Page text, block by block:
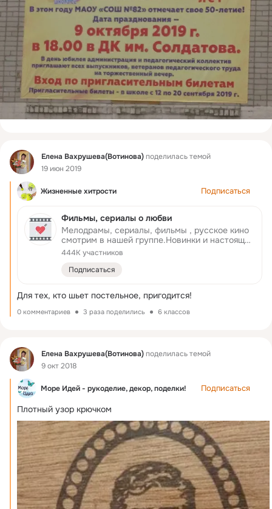
Фид Елена Вахрушева(Вотинова)поделилась темой
19 июн 2019
Жизненные хитрости Подписаться
Фильмы, сериалы о любви
Мелодрамы, сериалы, фильмы , русское кино
смотрим в нашей группе.Новинки и настоящие
хиты. Присоединяйтесь к нам) У нас всегда
есть что посмотреть! Проводите время за
просмотром любимых мелодрам и сериалов!
принадлежат законным правообладателям.
444K участников
Подписаться
Для тех, кто шьет постельное, пригодится!
0 комментариев 3 раза поделились 6 классов
Фид Елена Вахрушева(Вотинова)поделилась темой
9 окт 2018
Море Идей - рукоделие, декор, поделки! Подписаться
Плотный узор крючком